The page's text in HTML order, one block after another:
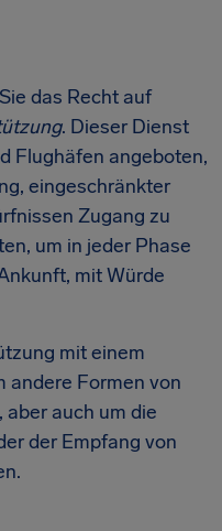
das Recht auf
. Dieser Dienst
Flughäfen angeboten,
eingeschränkter
Zugang zu
um in jeder Phase
mit Würde
mit einem
andere Formen von
auch um die
der Empfang von